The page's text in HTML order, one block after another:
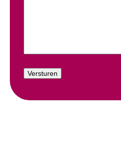
Versturen